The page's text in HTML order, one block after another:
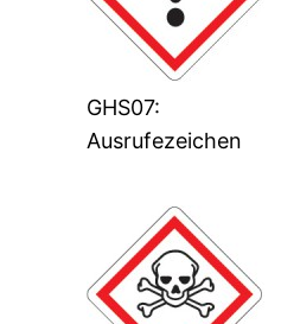
GHS07:
Ausrufezeichen